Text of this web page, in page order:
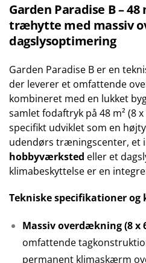
Garden Paradise B –
træhytte med massiv
dagslysoptimering
Garden Paradise B er en
der leverer et omfattende
kombineret med en lukket
samlet fodaftryk på 48 m² (8
specifikt udviklet som en
udendørs træningscenter, et
hobbyværksted eller et
klimabeskyttelse er en
Tekniske specifikationer
Massiv overdækning (8 x
omfattende
permanent klimaskærm